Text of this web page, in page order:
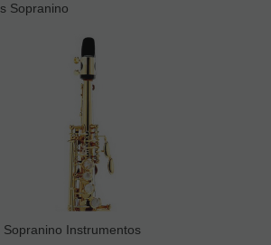
Sopranino
Sopranino Instrumentos